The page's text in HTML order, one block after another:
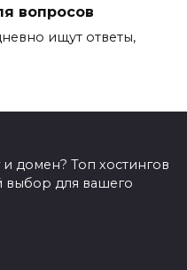
вопросов
ищут ответы,
домен? Топ хостингов
выбор для вашего